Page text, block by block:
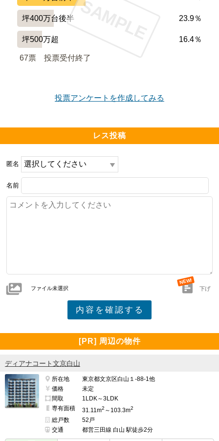
坪400万台後半 23.9％
坪500万超 16.4％
67票 投票受付終了
SAMPLE
投票アンケートを作成してみる
レス投稿
匿名
名前
ファイル未選択 下げ
[PR] 周辺の物件
ディアナコート文京白山
所在地
東京都文京区白山１-88-1他
価格
未定
間取
1LDK～3LDK
専有面積
31.11m2 ～103.3m2
総戸数
52戸
交通
都営三田線 白山 駅徒歩2分